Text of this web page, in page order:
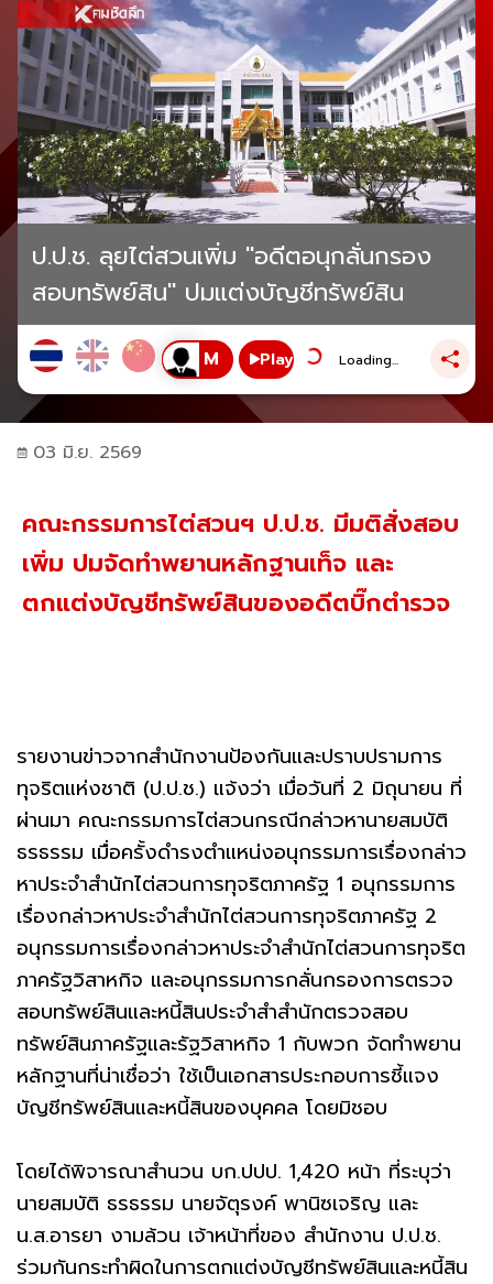
ป.ป.ช. ลุยไต่สวนเพิ่ม "อดีตอนุกลั่นกรอง
สอบทรัพย์สิน" ปมแต่งบัญชีทรัพย์สิน
Play Loading...
03 มิ.ย. 2569
คณะกรรมการไต่สวนฯ ป.ป.ช. มีมติสั่งสอบ
เพิ่ม ปมจัดทำพยานหลักฐานเท็จ และ
ตกแต่งบัญชีทรัพย์สินของอดีตบิ๊กตำรวจ
รายงานข่าวจากสำนักงานป้องกันและปราบปรามการ
ทุจริตแห่งชาติ (ป.ป.ช.) แจ้งว่า เมื่อวันที่ 2 มิถุนายน ที่
ผ่านมา คณะกรรมการไต่สวนกรณีกล่าวหานายสมบัติ
ธรธรรม เมื่อครั้งดำรงตำแหน่งอนุกรรมการเรื่องกล่าว
หาประจำสำนักไต่สวนการทุจริตภาครัฐ 1 อนุกรรมการ
เรื่องกล่าวหาประจำสำนักไต่สวนการทุจริตภาครัฐ 2
อนุกรรมการเรื่องกล่าวหาประจำสำนักไต่สวนการทุจริต
ภาครัฐวิสาหกิจ และอนุกรรมการกลั่นกรองการตรวจ
สอบทรัพย์สินและหนี้สินประจำสำสำนักตรวจสอบ
ทรัพย์สินภาครัฐและรัฐวิสาหกิจ 1 กับพวก จัดทำพยาน
หลักฐานที่น่าเชื่อว่า ใช้เป็นเอกสารประกอบการชี้แจง
บัญชีทรัพย์สินและหนี้สินของบุคคล โดยมิชอบ
โดยได้พิจารณาสำนวน บก.ปปป. 1,420 หน้า ที่ระบุว่า
นายสมบัติ ธรธรรม นายจัตุรงค์ พานิซเจริญ และ
น.ส.อารยา งามล้วน เจ้าหน้าที่ของ สำนักงาน ป.ป.ช.
ร่วมกันกระทำผิดในการตกเเต่งบัญชีทรัพย์สินเเละหนี้สิน